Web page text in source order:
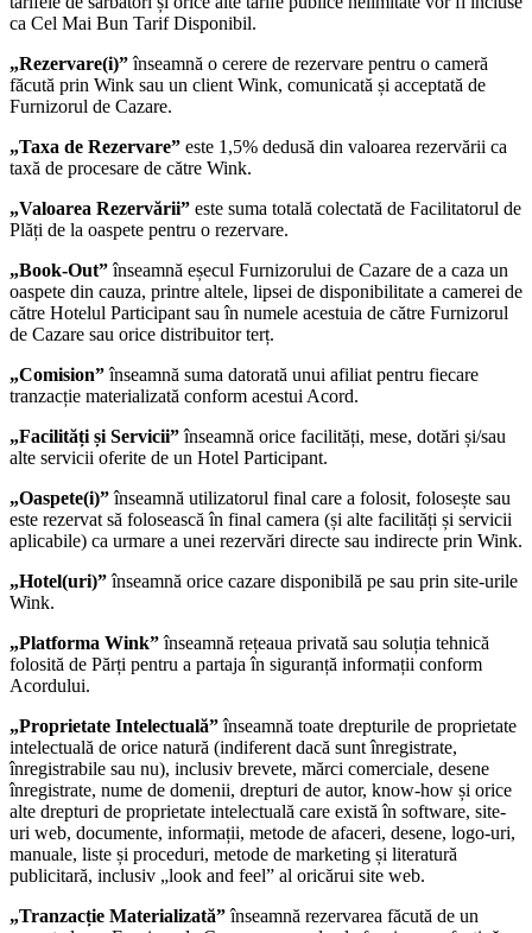
ca Cel Mai Bun Tarif Disponibil.
„Rezervare(i)”înseamnă o cerere de rezervare pentru o cameră
făcută prin Wink sau un client Wink, comunicată și acceptată de
Furnizorul de Cazare.
„Taxa de Rezervare” este 1,5% dedusă din valoarea rezervării ca
taxă de procesare de către Wink.
„Valoarea Rezervării” este suma totală colectată de Facilitatorul de
Plăți de la oaspete pentru o rezervare.
„Book-Out”înseamnă eșecul Furnizorului de Cazare de a caza un
oaspete din cauza, printre altele, lipsei de disponibilitate a camerei de
către Hotelul Participant sau în numele acestuia de către Furnizorul
de Cazare sau orice distribuitor terț.
„Comision”înseamnă suma datorată unui afiliat pentru fiecare
tranzacție materializată conform acestui Acord.
„Facilități și Servicii”înseamnă orice facilități, mese, dotări și/sau
alte servicii oferite de un Hotel Participant.
„Oaspete(i)”înseamnă utilizatorul final care a folosit, folosește sau
este rezervat să folosească în final camera (și alte facilități și servicii
aplicabile) ca urmare a unei rezervări directe sau indirecte prin Wink.
„Hotel(uri)”înseamnă orice cazare disponibilă pe sau prin site-urile
Wink.
„Platforma Wink”înseamnă rețeaua privată sau soluția tehnică
folosită de Părți pentru a partaja în siguranță informații conform
Acordului.
„Proprietate Intelectuală”înseamnă toate drepturile de proprietate
intelectuală de orice natură (indiferent dacă sunt înregistrate,
înregistrabile sau nu), inclusiv brevete, mărci comerciale, desene
înregistrate, nume de domenii, drepturi de autor, know-how și orice
alte drepturi de proprietate intelectuală care există în software, site-
uri web, documente, informații, metode de afaceri, desene, logo-uri,
manuale, liste și proceduri, metode de marketing și literatură
publicitară, inclusiv „look and feel” al oricărui site web.
„Tranzacție Materializată”înseamnă rezervarea făcută de un